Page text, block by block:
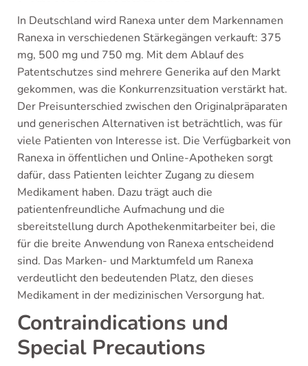
In Deutschland wird Ranexa unter dem Markennamen
Ranexa in verschiedenen Stärkegängen verkauft: 375
mg, 500 mg und 750 mg. Mit dem Ablauf des
Patentschutzes sind mehrere Generika auf den Markt
gekommen, was die Konkurrenzsituation verstärkt hat.
Der Preisunterschied zwischen den Originalpräparaten
und generischen Alternativen ist beträchtlich, was für
viele Patienten von Interesse ist. Die Verfügbarkeit von
Ranexa in öffentlichen und Online-Apotheken sorgt
dafür, dass Patienten leichter Zugang zu diesem
Medikament haben. Dazu trägt auch die
patientenfreundliche Aufmachung und die
sbereitstellung durch Apothekenmitarbeiter bei, die
für die breite Anwendung von Ranexa entscheidend
sind. Das Marken- und Marktumfeld um Ranexa
verdeutlicht den bedeutenden Platz, den dieses
Medikament in der medizinischen Versorgung hat.
Contraindications und
Special Precautions